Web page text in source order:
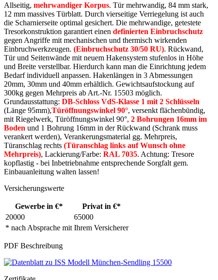
Allseitig, mehrwandiger Korpus. Tür mehrwandig, 84 mm stark,
12 mm massives Türblatt. Durch vierseitige Verriegelung ist auch
die Scharnierseite optimal gesichert. Die mehrwandige, getestete
Tresorkonstruktion garantiert einen definierten Einbruchschutz
gegen Angriffe mit mechanischen und thermisch wirkenden
Einbruchwerkzeugen. (Einbruchschutz 30/50 RU). Rückwand,
Tür und Seitenwände mit neuem Hakensystem stufenlos in Höhe
und Breite verstellbar. Hierdurch kann man die Einrichtung jedem
Bedarf individuell anpassen. Hakenlängen in 3 Abmessungen
20mm, 30mm und 40mm erhältlich. Gewichtsaufstockung auf
300kg gegen Mehrpreis ab Art.-Nr. 15503 möglich.
Grundausstattung: DB-Schloss VdS-Klasse 1 mit 2 Schlüsseln
(Länge 95mm),Türöffnungswinkel 90°, versenkt flächenbündig,
mit Riegelwerk, Türöffnungswinkel 90°, 2 Bohrungen 16mm im
Boden und 1 Bohrung 16mm in der Rückwand (Schrank muss
verankert werden), Verankerungsmaterial gg. Mehrpreis,
Türanschlag rechts (Türanschlag links auf Wunsch ohne
Mehrpreis), Lackierung/Farbe: RAL 7035. Achtung: Tresore
kopflastig - bei Inbetriebnahme entsprechende Sorgfalt gem.
Einbauanleitung walten lassen!
Versicherungswerte
Gewerbe in €* Privat in €*
* nach Absprache mit Ihrem Versicherer
20000 65000
PDF Beschreibung